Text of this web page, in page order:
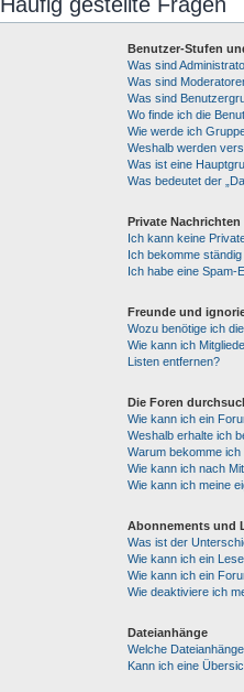
Benutzer-Stufen
Was sind
Was sind
Was sind
Wo finde ich die
Wie werde ich
Weshalb werden
Was ist eine
Was bedeutet der
Private Nachrichten
Ich kann keine
Ich bekomme
Ich habe eine Spam-
Freunde und
Wozu benötige ich
Wie kann ich
Listen entfernen?
Die Foren
Wie kann ich ein
Weshalb erhalte ich
Warum bekomme
Wie kann ich nach
Wie kann ich meine
Abonnements und
Was ist der
Wie kann ich ein
Wie kann ich ein
Wie deaktiviere ich
Dateianhänge
Welche
Kann ich eine